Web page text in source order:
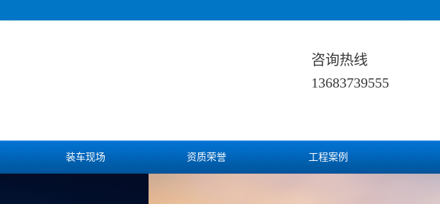
咨询热线
13683739555
装车现场 资质荣誉 工程案例